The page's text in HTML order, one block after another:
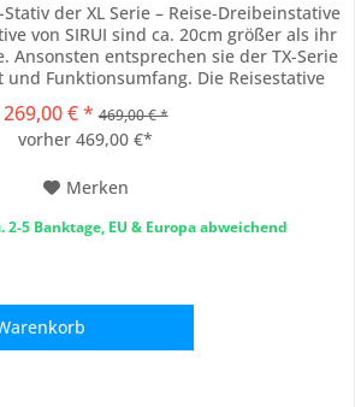
Stativ der XL Serie – Reise-Dreibeinstative
von SIRUI sind ca. 20cm größer als ihr
Ansonsten entsprechen sie der TX-Serie
und Funktionsumfang. Die Reisestative
leicht zu handhaben und bieten
Ihrer...
269,00 € * 469,00 € *
vorher 469,00 €*
Merken
2-5 Banktage, EU & Europa abweichend